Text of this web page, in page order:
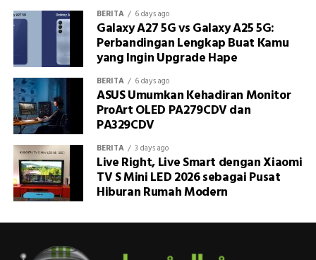
BERITA 6 days ago
Galaxy A27 5G vs Galaxy A25 5G:
Perbandingan Lengkap Buat Kamu
yang Ingin Upgrade Hape
BERITA 6 days ago
ASUS Umumkan Kehadiran Monitor
ProArt OLED PA279CDV dan
PA329CDV
BERITA 3 days ago
Live Right, Live Smart dengan Xiaomi
TV S Mini LED 2026 sebagai Pusat
Hiburan Rumah Modern